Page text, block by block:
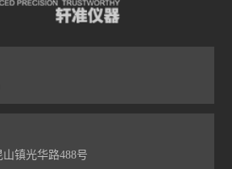
山镇光华路488号